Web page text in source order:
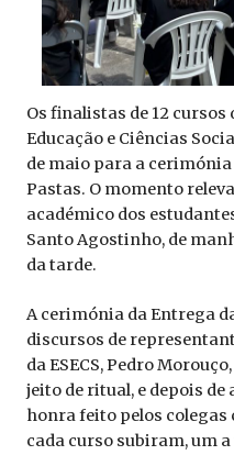
Os finalistas de 12 cursos
Educação e Ciências
de maio para a cerimónia
Pastas. O momento
académico dos
Santo Agostinho, de
da tarde.
A cerimónia da Entrega
discursos de
da ESECS, Pedro
jeito de ritual, e depois
honra feito pelos colegas
cada curso subiram, um